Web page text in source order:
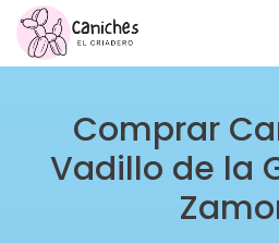
Comprar
Vadillo de la